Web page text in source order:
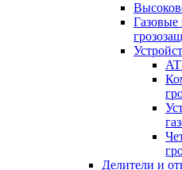
Газовые
Делители и